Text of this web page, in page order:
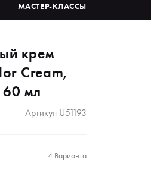
МАСТЕР-КЛАССЫ
крем
Cream,
мл
Артикул U51193
4 Варианта